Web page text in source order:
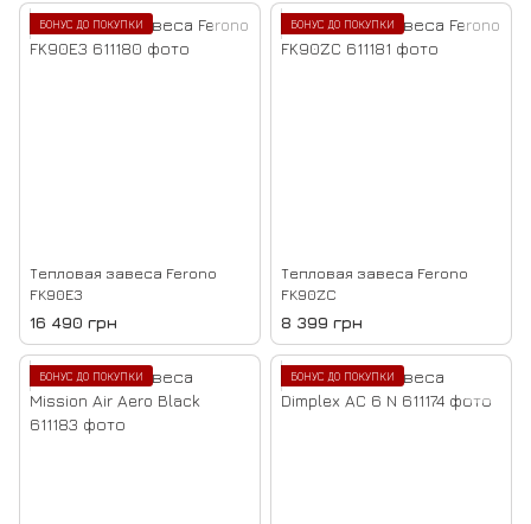
БОНУС ДО ПОКУПКИ
Тепловая завеса Ferono
FK90E3
16 490 грн
БОНУС ДО ПОКУПКИ
Тепловая завеса Ferono
FK90ZC
8 399 грн
БОНУС ДО ПОКУПКИ БОНУС ДО ПОКУПКИ